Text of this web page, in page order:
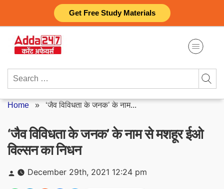
Get Free Study Materials
content
Search
Home » ‘जैव विविधता के जनक’ के नाम...
‘जैव विविधता के जनक’ के नाम से मशहूर ईओ
विल्सन का निधन
Posted
by
December 29th, 2021 12:24 pm